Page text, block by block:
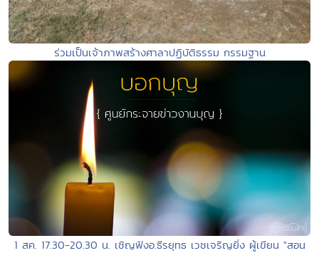
ร่วมเป็นเจ้าภาพสร้างศาลาปฏิบัติธรรม กรรมฐาน
1 สค. 17.30-20.30 น. เชิญฟังอ.ธีรยุทธ เวชเจริญยิ่ง ผู้เขียน "สอน